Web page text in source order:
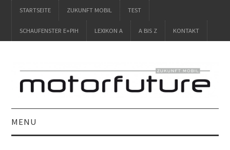
STARTSEITE ZUKUNFT MOBIL TEST
SCHAUFENSTER E+PIH LEXIKON A A BIS Z KONTAKT
MENU